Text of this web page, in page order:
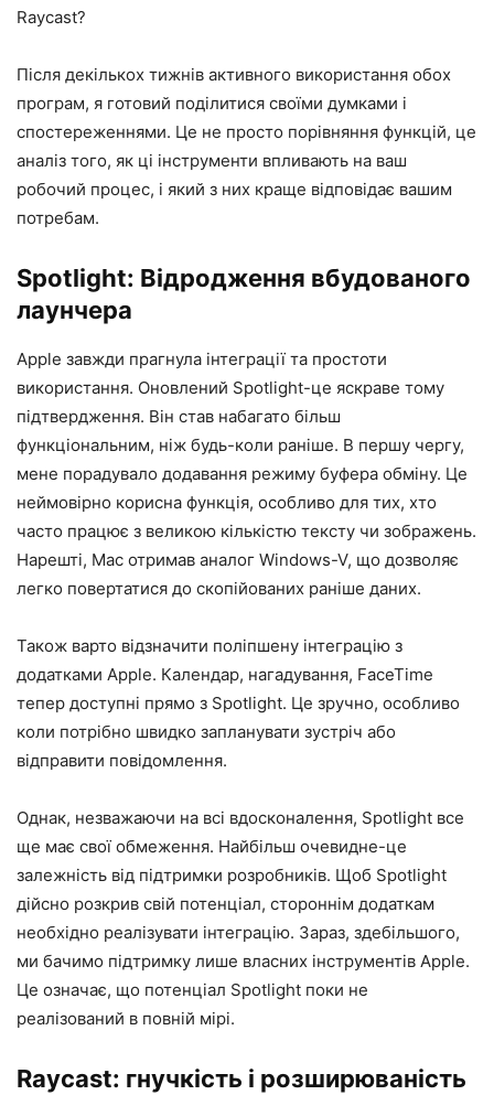
Raycast?
Після декількох тижнів активного використання обох
програм, я готовий поділитися своїми думками і
спостереженнями. Це не просто порівняння функцій, це
аналіз того, як ці інструменти впливають на ваш
робочий процес, і який з них краще відповідає вашим
потребам.
Spotlight: Відродження вбудованого
лаунчера
Apple завжди прагнула інтеграції та простоти
використання. Оновлений Spotlight-це яскраве тому
підтвердження. Він став набагато більш
функціональним, ніж будь-коли раніше. В першу чергу,
мене порадувало додавання режиму буфера обміну. Це
неймовірно корисна функція, особливо для тих, хто
часто працює з великою кількістю тексту чи зображень.
Нарешті, Mac отримав аналог Windows-V, що дозволяє
легко повертатися до скопійованих раніше даних.
Також варто відзначити поліпшену інтеграцію з
додатками Apple. Календар, нагадування, FaceTime
тепер доступні прямо з Spotlight. Це зручно, особливо
коли потрібно швидко запланувати зустріч або
відправити повідомлення.
Однак, незважаючи на всі вдосконалення, Spotlight все
ще має свої обмеження. Найбільш очевидне-це
залежність від підтримки розробників. Щоб Spotlight
дійсно розкрив свій потенціал, стороннім додаткам
необхідно реалізувати інтеграцію. Зараз, здебільшого,
ми бачимо підтримку лише власних інструментів Apple.
Це означає, що потенціал Spotlight поки не
реалізований в повній мірі.
Raycast: гнучкість і розширюваність